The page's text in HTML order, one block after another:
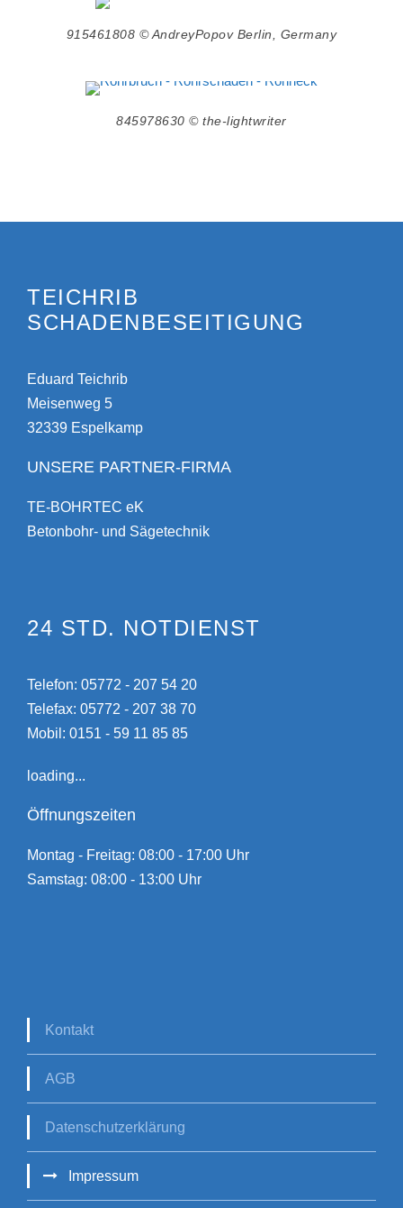
915461808 © AndreyPopov Berlin, Germany
845978630 © the-lightwriter
TEICHRIB
SCHADENBESEITIGUNG
Eduard Teichrib
Meisenweg 5
32339 Espelkamp
UNSERE PARTNER-FIRMA
TE-BOHRTEC eK
Betonbohr- und Sägetechnik
24 STD. NOTDIENST
Telefon: 05772 - 207 54 20
Telefax: 05772 - 207 38 70
Mobil: 0151 - 59 11 85 85
loading...
Öffnungszeiten
Montag - Freitag: 08:00 - 17:00 Uhr
Samstag: 08:00 - 13:00 Uhr
Kontakt
AGB
Datenschutzerklärung
Impressum